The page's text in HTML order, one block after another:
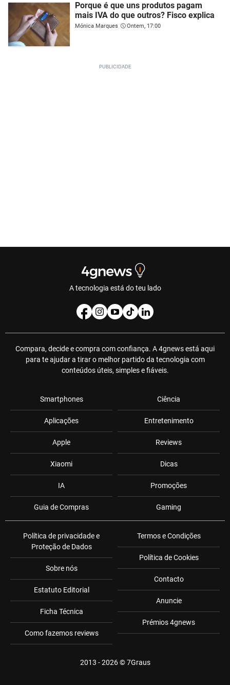
Porque é que uns produtos pagam
mais IVA do que outros? Fisco explica
Mónica Marques Ontem, 17:00
A tecnologia está do teu lado
Compara, decide e compra com confiança. A 4gnews está aqui
para te ajudar a tirar o melhor partido da tecnologia com
conteúdos úteis, simples e fiáveis.
Smartphones
Aplicações
Apple
Xiaomi
IA
Guia de Compras
Ciência
Entretenimento
Reviews
Dicas
Promoções
Gaming
Política de privacidade e
Proteção de Dados
Sobre nós
Estatuto Editorial
Ficha Técnica
Como fazemos reviews
Termos e Condições
Política de Cookies
Contacto
Anuncie
Prémios 4gnews
2013 - 2026 ©7Graus